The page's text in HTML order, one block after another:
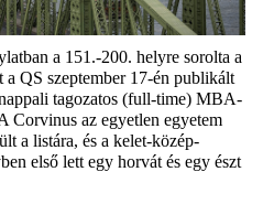
a 151.-200. helyre sorolta a
a QS szeptember 17-én publikált
tagozatos (full-time) MBA-
Corvinus az egyetlen egyetem
a listára, és a kelet-közép-
első lett egy horvát és egy észt